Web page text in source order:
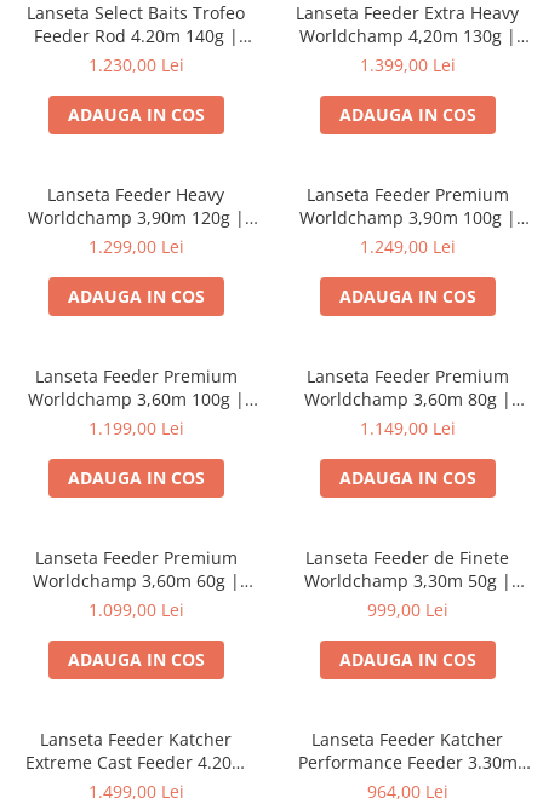
Lanseta Select Baits Trofeo
Feeder Rod 4.20m 140g |
Select Baits
1.230,00 Lei
ADAUGA IN COS
Lanseta Feeder Extra Heavy
Worldchamp 4,20m 130g |
Formax
1.399,00 Lei
ADAUGA IN COS
Lanseta Feeder Heavy
Worldchamp 3,90m 120g |
Formax
1.299,00 Lei
ADAUGA IN COS
Lanseta Feeder Premium
Worldchamp 3,90m 100g |
Formax
1.249,00 Lei
ADAUGA IN COS
Lanseta Feeder Premium
Worldchamp 3,60m 100g |
Formax
1.199,00 Lei
ADAUGA IN COS
Lanseta Feeder Premium
Worldchamp 3,60m 80g |
Formax
1.149,00 Lei
ADAUGA IN COS
Lanseta Feeder Premium
Worldchamp 3,60m 60g |
Formax
1.099,00 Lei
ADAUGA IN COS
Lanseta Feeder de Finete
Worldchamp 3,30m 50g |
Formax
999,00 Lei
ADAUGA IN COS
Lanseta Feeder Katcher
Extreme Cast Feeder 4.20m
150g | Katcher
1.499,00 Lei
Lanseta Feeder Katcher
Performance Feeder 3.30m
60g | Katcher
964,00 Lei